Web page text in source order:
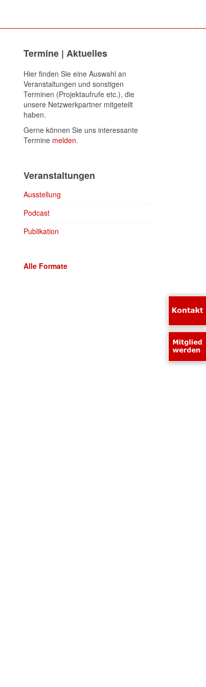
Termine | Aktuelles
Hier finden Sie eine Auswahl an
Veranstaltungen und sonstigen
Terminen (Projektaufrufe etc.), die
unsere Netzwerkpartner mitgeteilt
haben.
Gerne können Sie uns interessante
Termine melden.
Veranstaltungen
Ausstellung
Podcast
Publikation
Alle Formate